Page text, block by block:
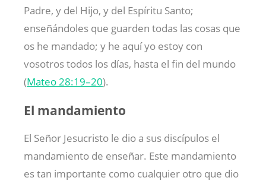
Padre, y del Hijo, y del Espíritu Santo;
enseñándoles que guarden todas las cosas que
os he mandado; y he aquí yo estoy con
vosotros todos los días, hasta el fin del mundo
(Mateo 28:19–20).
El mandamiento
El Señor Jesucristo le dio a sus discípulos el
mandamiento de enseñar. Este mandamiento
es tan importante como cualquier otro que dio